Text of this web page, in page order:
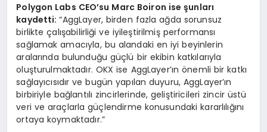
Polygon Labs CEO’su Marc Boiron ise şunları
kaydetti:“AggLayer, birden fazla ağda sorunsuz
birlikte çalışabilirliği ve iyileştirilmiş performansı
sağlamak amacıyla, bu alandaki en iyi beyinlerin
aralarında bulunduğu güçlü bir ekibin katkılarıyla
oluşturulmaktadır. OKX ise AggLayer’ın önemli bir katkı
sağlayıcısıdır ve bugün yapılan duyuru, AggLayer’ın
birbiriyle bağlantılı zincirlerinde, geliştiricileri zincir üstü
veri ve araçlarla güçlendirme konusundaki kararlılığını
ortaya koymaktadır.”